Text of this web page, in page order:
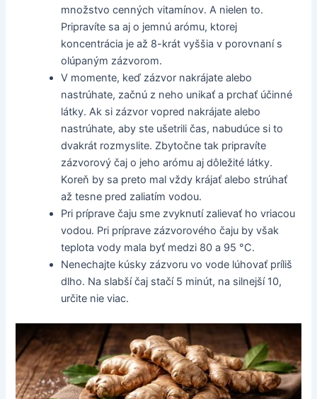
množstvo cenných vitamínov. A nielen to.
Pripravíte sa aj o jemnú arómu, ktorej
koncentrácia je až 8-krát vyššia v porovnaní s
olúpaným zázvorom.
V momente, keď zázvor nakrájate alebo
nastrúhate, začnú z neho unikať a prchať účinné
látky. Ak si zázvor vopred nakrájate alebo
nastrúhate, aby ste ušetrili čas, nabudúce si to
dvakrát rozmyslite. Zbytočne tak pripravíte
zázvorový čaj o jeho arómu aj dôležité látky.
Koreň by sa preto mal vždy krájať alebo strúhať
až tesne pred zaliatím vodou.
Pri príprave čaju sme zvyknutí zalievať ho vriacou
vodou. Pri príprave zázvorového čaju by však
teplota vody mala byť medzi 80 a 95 °C.
Nenechajte kúsky zázvoru vo vode lúhovať príliš
dlho. Na slabší čaj stačí 5 minút, na silnejší 10,
určite nie viac.